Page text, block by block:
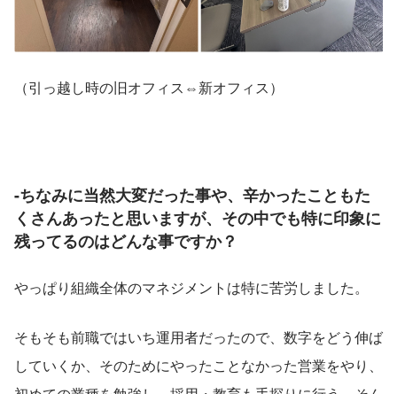
（引っ越し時の旧オフィス⇔新オフィス）
-ちなみに当然大変だった事や、辛かったこともた
くさんあったと思いますが、その中でも特に印象に
残ってるのはどんな事ですか？
やっぱり組織全体のマネジメントは特に苦労しました。
そもそも前職ではいち運用者だったので、数字をどう伸ば
していくか、そのためにやったことなかった営業をやり、